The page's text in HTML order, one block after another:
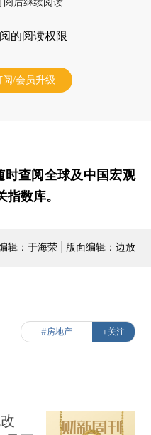
阅后继续阅读
的阅读权限
阅/会员升级
时查阅全球及中国宏观
数库。
辑：于海荣 | 版面编辑：边放
#房地产 +关注